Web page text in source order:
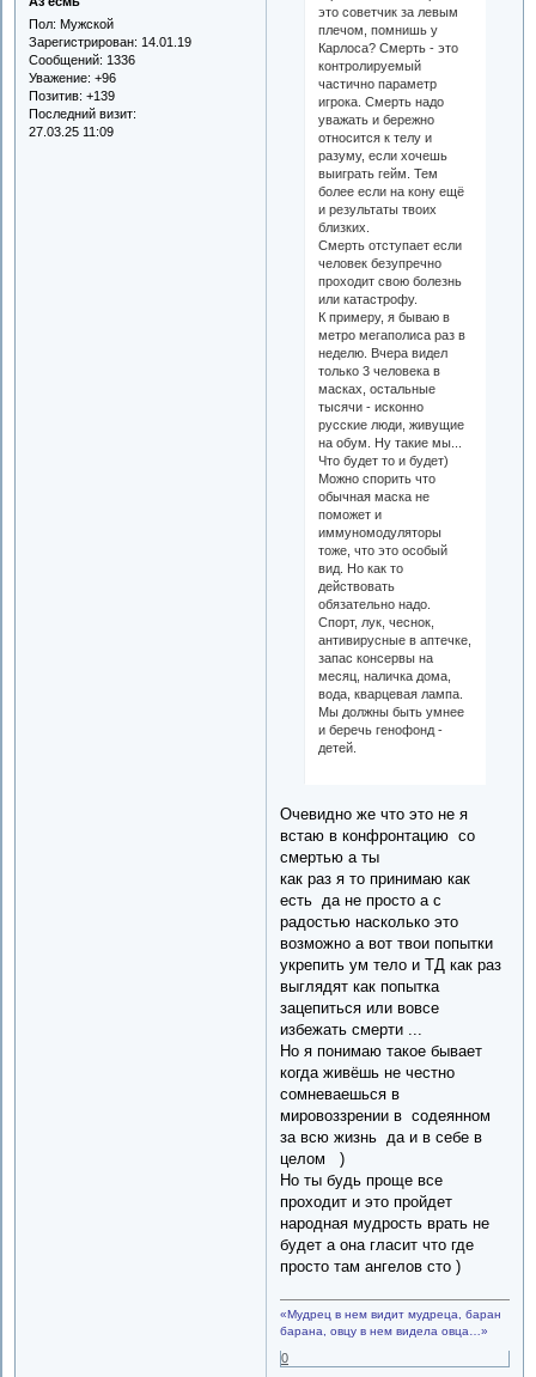
Пол: Мужской
Зарегистрирован: 14.01.19
Сообщений: 1336
Уважение: +96
Позитив: +139
Последний визит:
27.03.25 11:09
это советчик за левым
плечом, помнишь у
Карлоса? Смерть - это
контролируемый
частично параметр
игрока. Смерть надо
уважать и бережно
относится к телу и
разуму, если хочешь
выиграть гейм. Тем
более если на кону ещё
и результаты твоих
близких.
Смерть отступает если
человек безупречно
проходит свою болезнь
или катастрофу.
К примеру, я бываю в
метро мегаполиса раз в
неделю. Вчера видел
только 3 человека в
масках, остальные
тысячи - исконно
русские люди, живущие
на обум. Ну такие мы...
Что будет то и будет)
Можно спорить что
обычная маска не
поможет и
иммуномодуляторы
тоже, что это особый
вид. Но как то
действовать
обязательно надо.
Спорт, лук, чеснок,
антивирусные в аптечке,
запас консервы на
месяц, наличка дома,
вода, кварцевая лампа.
Мы должны быть умнее
и беречь генофонд -
детей.
Очевидно же что это не я
встаю в конфронтацию со
смертью а ты
как раз я то принимаю как
есть да не просто а с
радостью насколько это
возможно а вот твои попытки
укрепить ум тело и ТД как раз
выглядят как попытка
зацепиться или вовсе
избежать смерти ...
Но я понимаю такое бывает
когда живёшь не честно
сомневаешься в
мировоззрении в содеянном
за всю жизнь да и в себе в
целом )
Но ты будь проще все
проходит и это пройдет
народная мудрость врать не
будет а она гласит что где
просто там ангелов сто )
«Мудрец в нем видит мудреца, баран
барана, овцу в нем видела овца…»
0